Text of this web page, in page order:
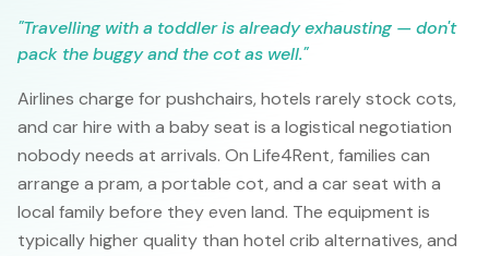
"Travelling with a toddler is already exhausting — don't
pack the buggy and the cot as well."
Airlines charge for pushchairs, hotels rarely stock cots,
and car hire with a baby seat is a logistical negotiation
nobody needs at arrivals. On Life4Rent, families can
arrange a pram, a portable cot, and a car seat with a
local family before they even land. The equipment is
typically higher quality than hotel crib alternatives, and